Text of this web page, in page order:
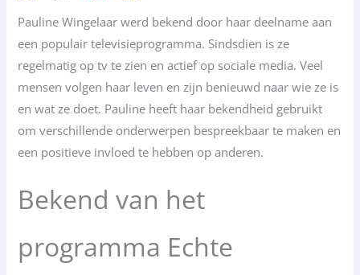
Pauline Wingelaar werd bekend door haar deelname aan
een populair televisieprogramma. Sindsdien is ze
regelmatig op tv te zien en actief op sociale media. Veel
mensen volgen haar leven en zijn benieuwd naar wie ze is
en wat ze doet. Pauline heeft haar bekendheid gebruikt
om verschillende onderwerpen bespreekbaar te maken en
een positieve invloed te hebben op anderen.
Bekend van het
programma Echte